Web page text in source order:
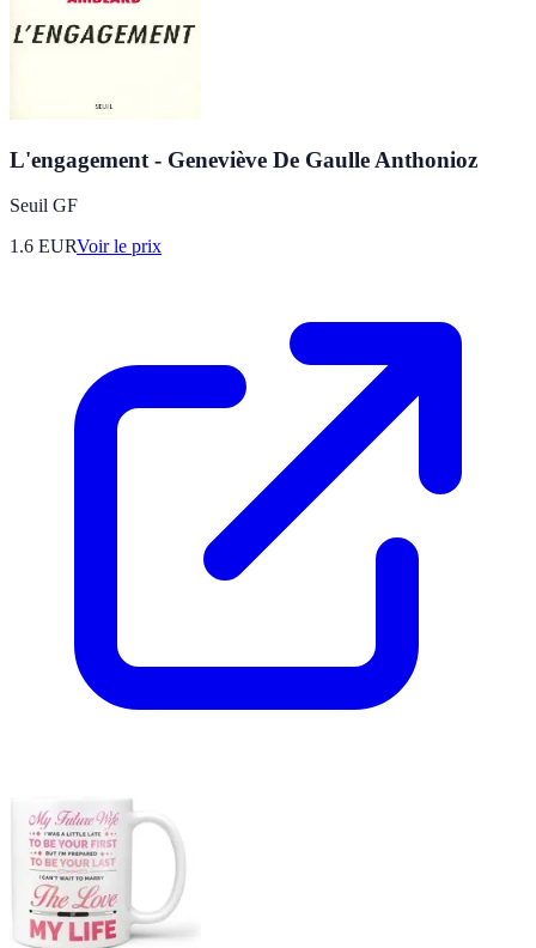
L'engagement - Geneviève De Gaulle Anthonioz
Seuil GF
1.6 EURVoir le prix